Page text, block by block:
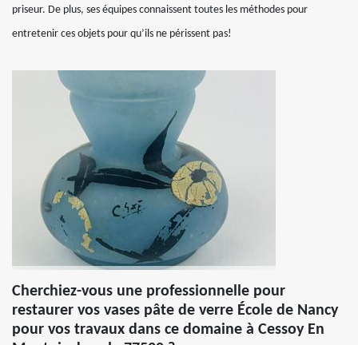
priseur. De plus, ses équipes connaissent toutes les méthodes pour
entretenir ces objets pour qu’ils ne périssent pas!
Cherchiez-vous une professionnelle pour
restaurer vos vases pâte de verre École de Nancy
pour vos travaux dans ce domaine à Cessoy En